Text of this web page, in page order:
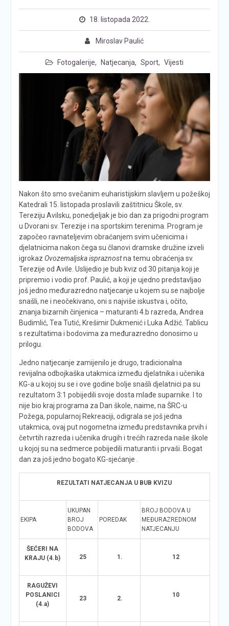
18. listopada 2022.
Miroslav Paulić
Fotogalerije, Natjecanja, Sport, Vijesti
Nakon što smo svečanim euharistijskim slavljem u požeškoj
Katedrali 15. listopada proslavili zaštitnicu Škole, sv.
Tereziju Avilsku, ponedjeljak je bio dan za prigodni program
u Dvorani sv. Terezije i na sportskim terenima. Program je
započeo ravnateljevim obraćanjem svim učenicima i
djelatnicima nakon čega su članovi dramske družine izveli
igrokaz Ovozemaljska ispraznostna temu obraćenja sv.
Terezije od Avile. Uslijedio je bub kviz od 30 pitanja koji je
pripremio i vodio prof. Paulić, a koji je ujedno predstavljao
još jedno međurazredno natjecanje u kojem su se najbolje
snašli, ne i neočekivano, oni s najviše iskustva i, očito,
znanja bizarnih činjenica – maturanti 4.b razreda, Andrea
Budimlić, Tea Tutić, Krešimir Dukmenić i Luka Adžić. Tablicu
s rezultatima i bodovima za međurazredno donosimo u
prilogu.
Jedno natjecanje zamijenilo je drugo, tradicionalna
revijalna odbojkaška utakmica između djelatnika i učenika
KG-a u kojoj su se i ove godine bolje snašli djelatnici pa su
rezultatom 3:1 pobijedili svoje dosta mlađe suparnike. I to
nije bio kraj programa za Dan škole, naime, na ŠRC-u
Požega, popularnoj Rekreaciji, odigrala se još jedna
utakmica, ovaj put nogometna između predstavnika prvih i
četvrtih razreda i učenika drugih i trećih razreda naše škole
u kojoj su na sedmerce pobijedili maturanti i prvaši. Bogat
dan za još jedno bogato KG-sjećanje .
REZULTATI NATJECANJA U BUB KVIZU
EKIPA
UKUPAN
BROJ
BODOVA
POREDAK
BROJ BODOVA U
MEĐURAZREDNOM
NATJECANJU
ŠEĆERI NA
KRAJU (4.b)
25 1. 12
RAGUŽEVI
POSLANICI
(4.a)
23 2. 10